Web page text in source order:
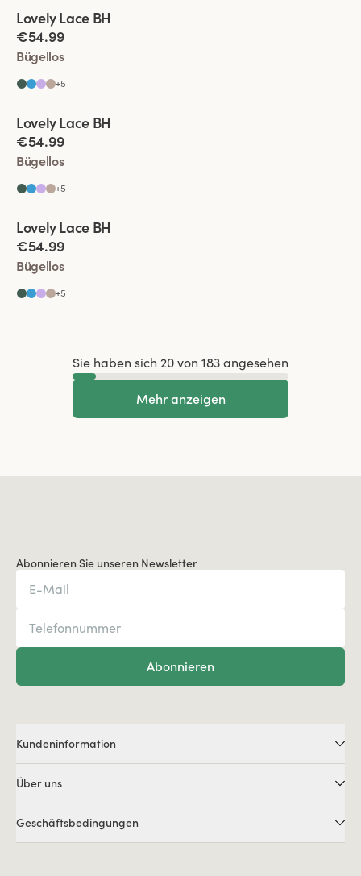
Viewing image 1 of 2
Komfortträger
Lovely Lace BH
€54.99
Bügellos
+5
Viewing image 1 of 2
Komfortträger
Lovely Lace BH
€54.99
Bügellos
+5
Viewing image 1 of 2
Komfortträger
Lovely Lace BH
€54.99
Bügellos
+5
Sie haben sich 20 von 183 angesehen
Mehr anzeigen
Abonnieren Sie unseren Newsletter
Abonnieren
Kundeninformation
Über uns
Geschäftsbedingungen